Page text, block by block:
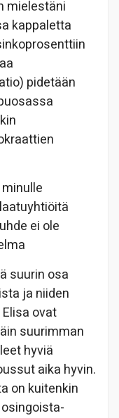
mielestäni
kappaletta
pidetään
ei ole
suurin osa
ja niiden
ovat
suurimman
hyviä
aika hyvin.
on kuitenkin